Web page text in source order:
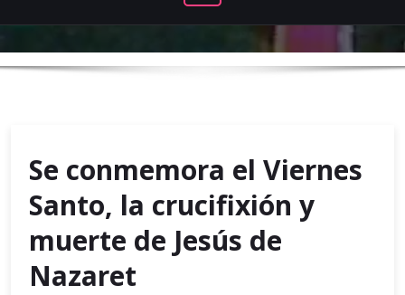
Se conmemora el Viernes
Santo, la crucifixión y
muerte de Jesús de
Nazaret